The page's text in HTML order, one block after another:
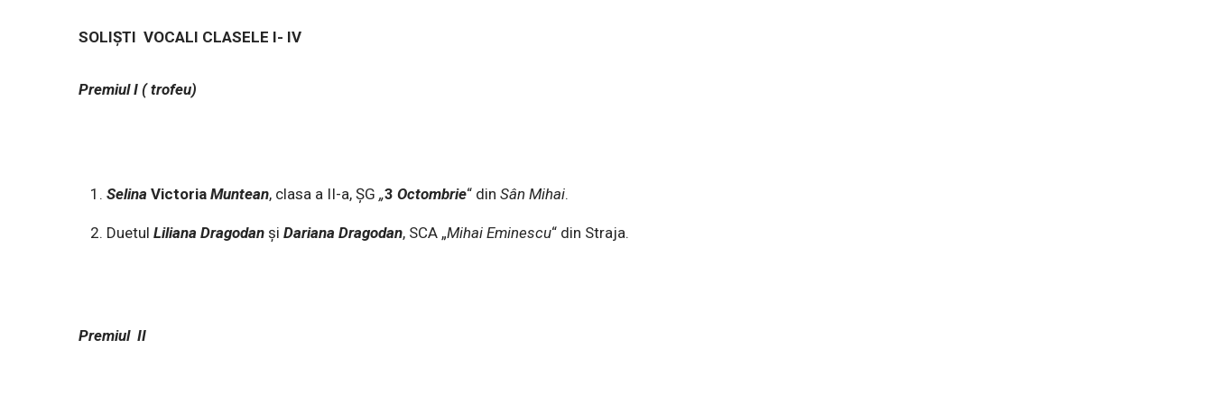
SOLIȘTI VOCALI CLASELE I- IV
Premiul I ( trofeu)
Selina Victoria Muntean, clasa a II-a, ȘG „3 Octombrie“ din Sân Mihai.
Duetul Liliana Dragodanși Dariana Dragodan, SCA „Mihai Eminescu“ din Straja.
Premiul II